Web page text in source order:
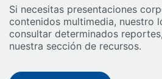
Si necesitas presentaciones
contenidos multimedia, nuestro
consultar determinados
nuestra sección de recursos.